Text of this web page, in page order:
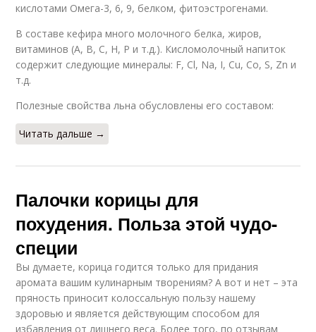
кислотами Омега-3, 6, 9, белком, фитоэстрогенами.
В составе кефира много молочного белка, жиров,
витаминов (А, В, С, Н, Р и т.д.). Кисломолочный напиток
содержит следующие минералы: F, Cl, Na, I, Cu, Co, S, Zn и
т.д.
Полезные свойства льна обусловлены его составом:
Читать дальше →
Палочки корицы для
похудения. Польза этой чудо-
специи
Вы думаете, корица годится только для придания
аромата вашим кулинарным творениям? А вот и нет – эта
пряность приносит колоссальную пользу нашему
здоровью и является действующим способом для
избавления от лишнего веса. Более того, по отзывам